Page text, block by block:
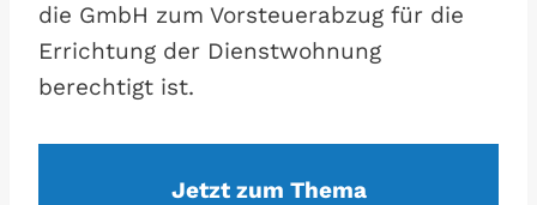
die GmbH zum Vorsteuerabzug für die
Errichtung der Dienstwohnung
berechtigt ist.
Jetzt zum Thema